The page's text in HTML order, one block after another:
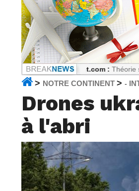
Notrecontinent.com : Théorie sans
> NOTRE CONTINENT > -
Drones
à l'abri